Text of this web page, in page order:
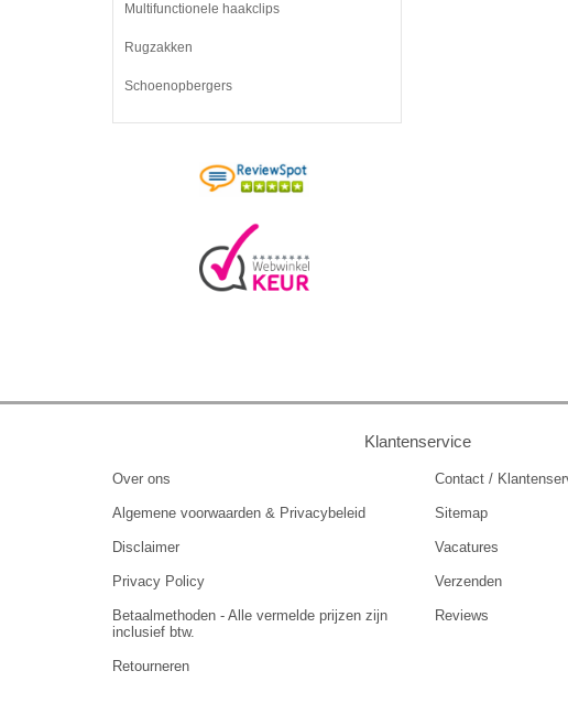
Multifunctionele haakclips
Rugzakken
Schoenopbergers
Klantenservice
Over ons
Algemene voorwaarden & Privacybeleid
Disclaimer
Privacy Policy
Betaalmethoden - Alle vermelde prijzen zijn
inclusief btw.
Retourneren
Contact /
Sitemap
Vacatures
Verzenden
Reviews